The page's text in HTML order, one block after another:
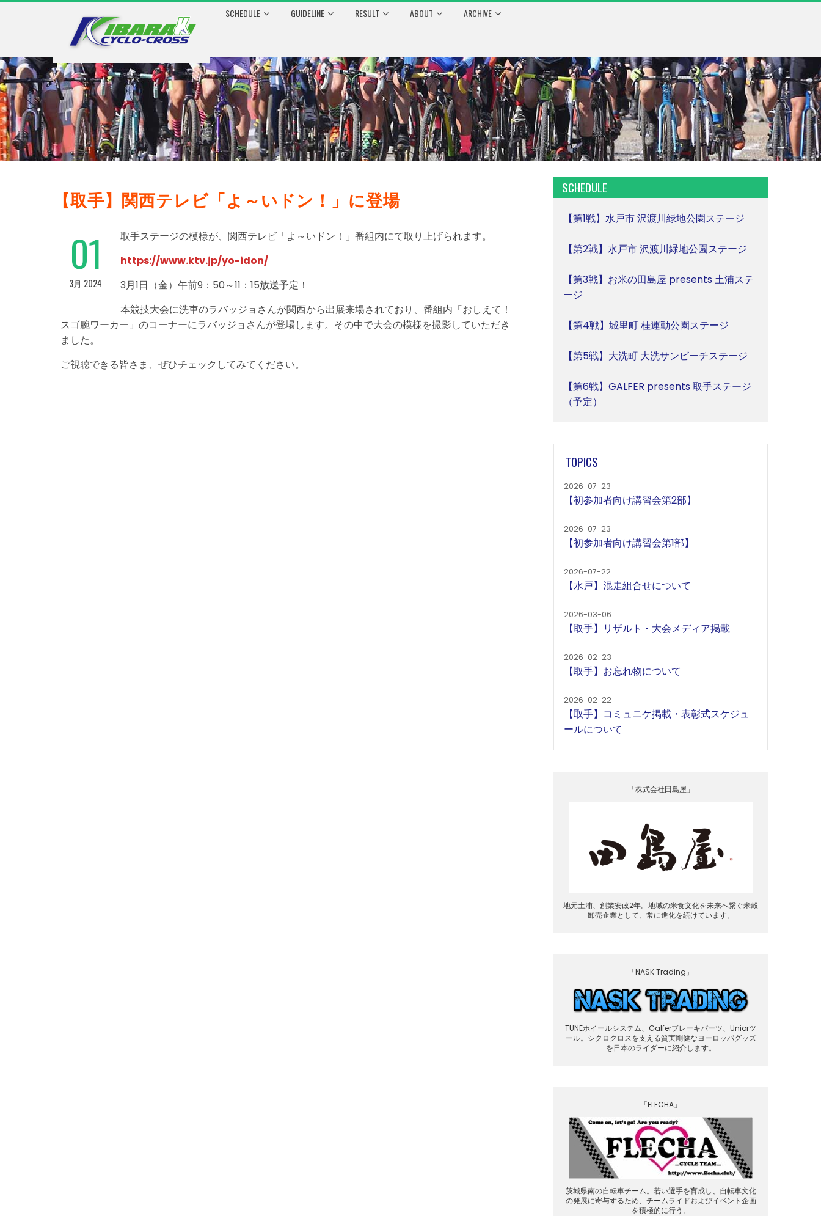
SCHEDULE GUIDELINE RESULT ABOUT ARCHIVE
【取手】関西テレビ「よ～いドン！」に登場
01
3月 2024
取手ステージの模様が、関西テレビ「よ～いドン！」番組内にて取り上げられます。
https://www.ktv.jp/yo-idon/
3月1日（金）午前9：50～11：15放送予定！
本競技大会に洗車のラバッジョさんが関西から出展来場されており、番組内「おしえて！
スゴ腕ワーカー」のコーナーにラバッジョさんが登場します。その中で大会の模様を撮影していただき
ました。
ご視聴できる皆さま、ぜひチェックしてみてください。
SCHEDULE
【第1戦】水戸市 沢渡川緑地公園ステージ
【第2戦】水戸市 沢渡川緑地公園ステージ
【第3戦】お米の田島屋 presents 土浦ステ
ージ
【第4戦】城里町 桂運動公園ステージ
【第5戦】大洗町 大洗サンビーチステージ
【第6戦】GALFER presents 取手ステージ
（予定）
TOPICS
2026-07-23
【初参加者向け講習会第2部】
2026-07-23
【初参加者向け講習会第1部】
2026-07-22
【水戸】混走組合せについて
2026-03-06
【取手】リザルト・大会メディア掲載
2026-02-23
【取手】お忘れ物について
2026-02-22
【取手】コミュニケ掲載・表彰式スケジュ
ールについて
「株式会社田島屋」
地元土浦、創業安政2年。地域の米食文化を未来へ繋ぐ米穀
卸売企業として、常に進化を続けています。
「NASK Trading」
TUNEホイールシステム、Galferブレーキパーツ、Uniorツ
ール。シクロクロスを支える質実剛健なヨーロッパグッズ
を日本のライダーに紹介します。
「FLECHA」
茨城県南の自転車チーム。若い選手を育成し、自転車文化
の発展に寄与するため、チームライドおよびイベント企画
を積極的に行う。